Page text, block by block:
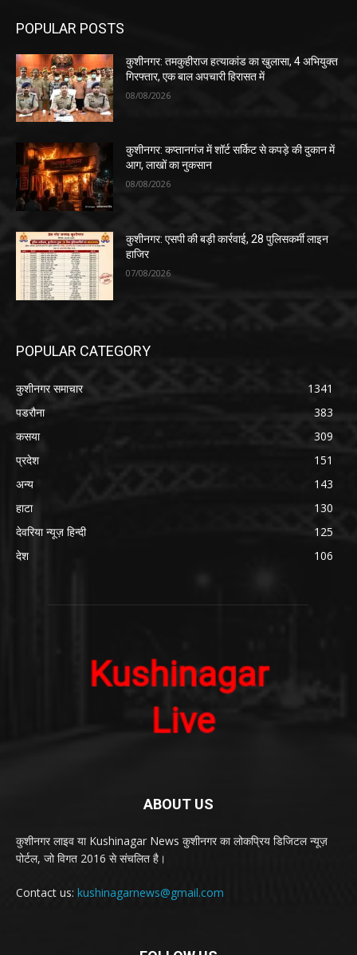
POPULAR POSTS
कुशीनगर: तमकुहीराज हत्याकांड का खुलासा, 4 अभियुक्त
गिरफ्तार, एक बाल अपचारी हिरासत में
08/08/2026
कुशीनगर: कप्तानगंज में शॉर्ट सर्किट से कपड़े की दुकान में
आग, लाखों का नुकसान
08/08/2026
कुशीनगर: एसपी की बड़ी कार्रवाई, 28 पुलिसकर्मी लाइन
हाजिर
07/08/2026
POPULAR CATEGORY
कुशीनगर समाचार
1341
पडरौना
383
कसया
309
प्रदेश
151
अन्य
143
हाटा
130
देवरिया न्यूज़ हिन्दी
125
देश
106
ABOUT US
कुशीनगर लाइव या Kushinagar News कुशीनगर का लोकप्रिय डिजिटल न्यूज़
पोर्टल, जो विगत 2016 से संचलित है।
Contact us: kushinagarnews@gmail.com